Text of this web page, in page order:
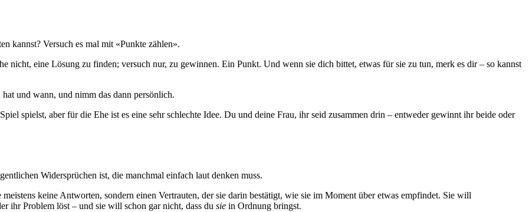
kannst? Versuch es mal mit «Punkte zählen».
nicht, eine Lösung zu finden; versuch nur, zu gewinnen. Ein Punkt. Und wenn sie dich bittet, etwas für sie zu tun, merk es dir – so kannst
und wann, und nimm das dann persönlich.
spielst, aber für die Ehe ist es eine sehr schlechte Idee. Du und deine Frau, ihr seid zusammen drin – entweder gewinnt ihr beide oder
Widersprüchen ist, die manchmal einfach laut denken muss.
keine Antworten, sondern einen Vertrauten, der sie darin bestätigt, wie sie im Moment über etwas empfindet. Sie will
ihr Problem löst – und sie will schon gar nicht, dass du sie in Ordnung bringst.